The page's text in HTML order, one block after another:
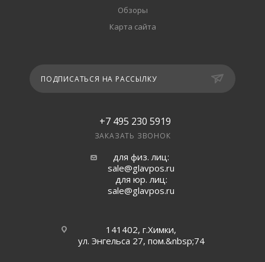
Обзоры
Карта сайта
ПОДПИСАТЬСЯ НА РАССЫЛКУ
+7 495 230 5919
ЗАКАЗАТЬ ЗВОНОК
для физ. лиц:
sale@glavpos.ru
для юр. лиц:
sale@glavpos.ru
141402, г.Химки,
ул. Энгельса 27, пом.&nbsp;74